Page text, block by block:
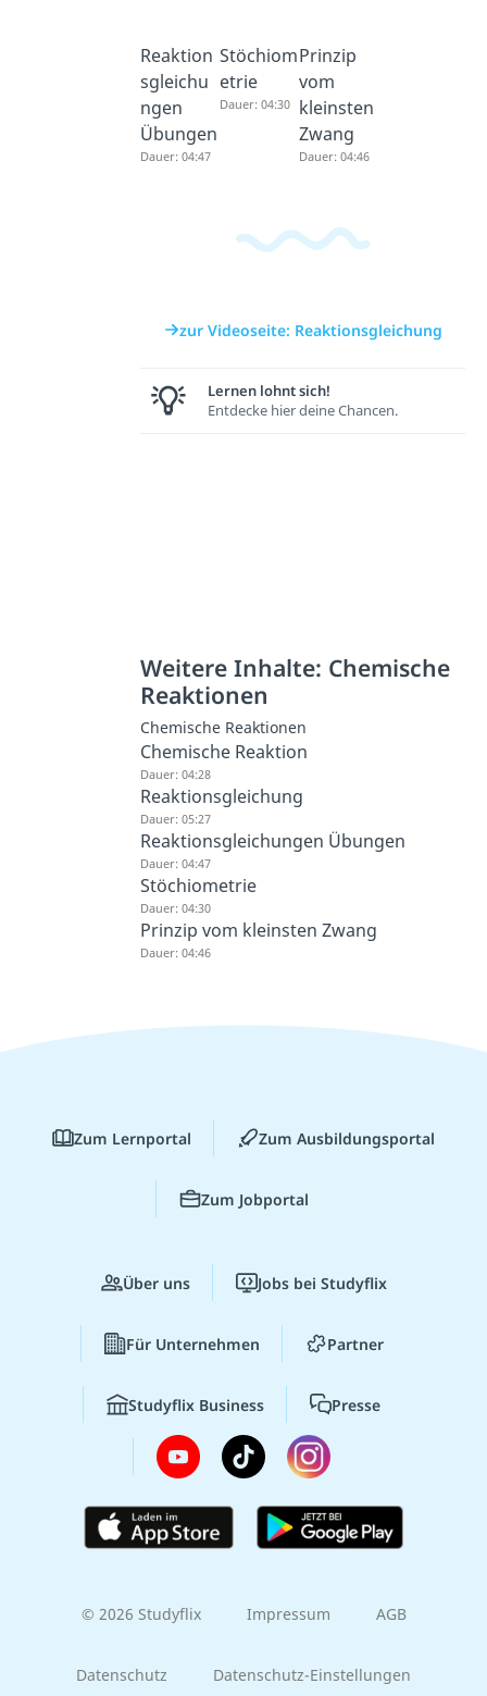
Reaktion
sgleichu
ngen
Übungen
Dauer: 04:47
Stöchiom
etrie
Dauer: 04:30
Prinzip
vom
kleinsten
Zwang
Dauer: 04:46
zur Videoseite: Reaktionsgleichung
Lernen lohnt sich!
Entdecke hier deine Chancen.
Weitere Inhalte: Chemische
Reaktionen
Chemische Reaktionen
Chemische Reaktion
Dauer: 04:28
Reaktionsgleichung
Dauer: 05:27
Reaktionsgleichungen Übungen
Dauer: 04:47
Stöchiometrie
Dauer: 04:30
Prinzip vom kleinsten Zwang
Dauer: 04:46
Zum Lernportal Zum Ausbildungsportal
Zum Jobportal
Über uns Jobs bei Studyflix
Für Unternehmen Partner
Studyflix Business Presse
© 2026 Studyflix Impressum AGB
Datenschutz Datenschutz-Einstellungen